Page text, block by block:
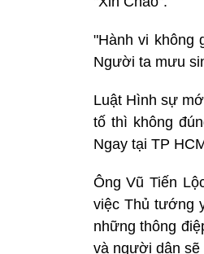
"Hành vi không
Người ta mưu
Luật Hình sự
tố thì không
Ngay tại TP
Ông Vũ Tiến
việc Thủ tướng
những thông
và người dân